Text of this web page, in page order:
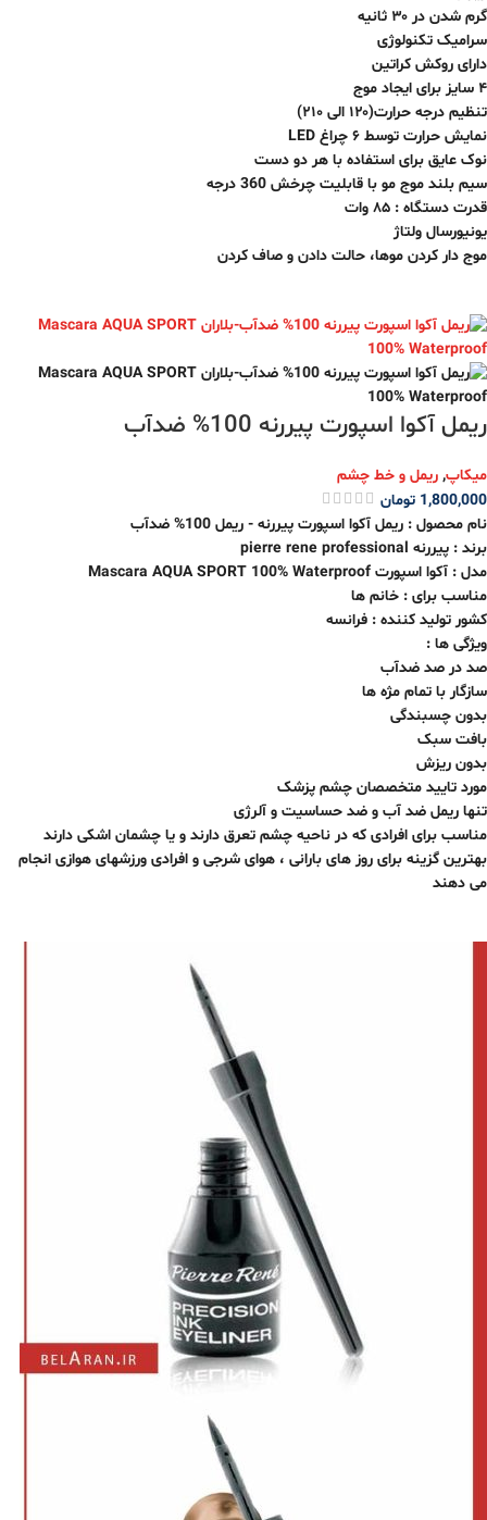
گرم شدن در ۳۰ ثانیه
سرامیک تکنولوژی
دارای روکش کراتین
۴ سایز برای ایجاد موج
تنظیم درجه حرارت(۱۲۰ الی ۲۱۰)
نمایش حرارت توسط ۶ چراغ LED
نوک عایق برای استفاده با هر دو دست
سیم بلند موج مو با قابلیت چرخش 360 درجه
قدرت دستگاه : ۸۵ وات
یونیورسال ولتاژ
موج دار کردن موها، حالت دادن و صاف کردن
ریمل آکوا اسپورت پیررنه 100% ضدآب
میکاپ, ریمل و خط چشم
1,800,000 تومان
نام محصول : ریمل آکوا اسپورت پیررنه - ریمل 100% ضدآب
برند : پیررنه pierre rene professional
مدل : آکوا اسپورت Mascara AQUA SPORT 100% Waterproof
مناسب برای : خانم ها
کشور تولید کننده : فرانسه
ویژگی ها :
صد در صد ضدآب
سازگار با تمام مژه ها
بدون چسبندگی
بافت سبک
بدون ریزش
مورد تایید متخصصان چشم پزشک
تنها ریمل ضد آب و ضد حساسیت و آلرژی
مناسب برای افرادی که در ناحیه چشم تعرق دارند و یا چشمان اشکی دارند
بهترین گزینه برای روز های بارانی ، هوای شرجی و افرادی ورزشهای هوازی انجام
می دهند